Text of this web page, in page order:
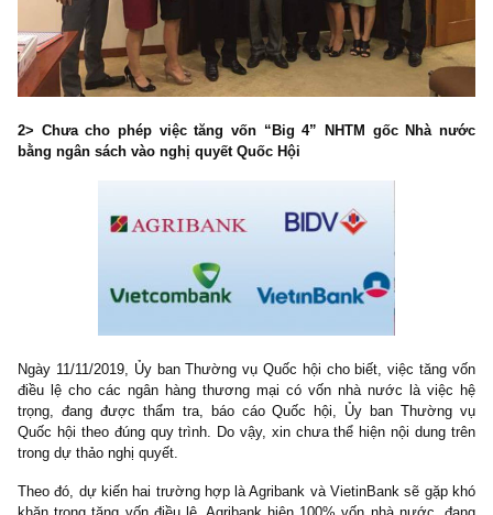
2> Chưa cho phép việc tăng vốn “Big 4” NHTM gốc Nhà
bằng ngân sách vào nghị quyết Quốc Hội